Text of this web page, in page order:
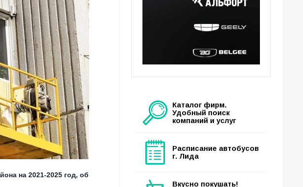
на 2021-2025 год, об
Каталог фирм.
Удобный поиск
компаний и услуг
Расписание автобусов
г. Лида
Вкусно покушать!